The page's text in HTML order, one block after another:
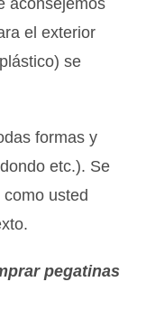
aconsejemos
el exterior
se
formas y
etc.). Se
usted
pegatinas